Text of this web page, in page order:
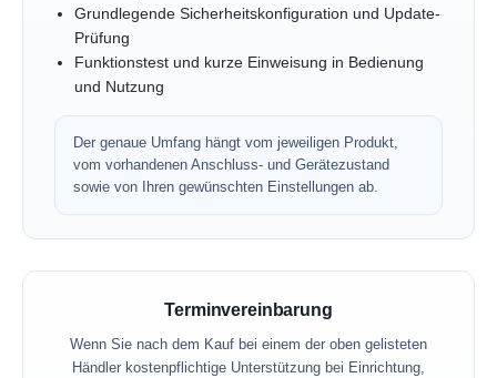
Grundlegende Sicherheitskonfiguration und Update-
Prüfung
Funktionstest und kurze Einweisung in Bedienung
und Nutzung
Der genaue Umfang hängt vom jeweiligen Produkt,
vom vorhandenen Anschluss- und Gerätezustand
sowie von Ihren gewünschten Einstellungen ab.
Terminvereinbarung
Wenn Sie nach dem Kauf bei einem der oben gelisteten
Händler kostenpflichtige Unterstützung bei Einrichtung,